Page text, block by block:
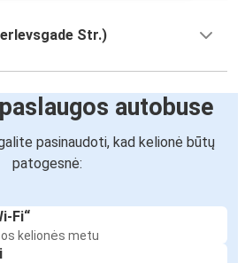
Str.)
autobuse
pasinaudoti, kad kelionė būtų
patogesnė:
Fi“
kelionės metu